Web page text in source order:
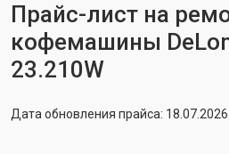
Прайс-лист на
кофемашины
23.210W
Дата обновления прайса: 18.07.2026